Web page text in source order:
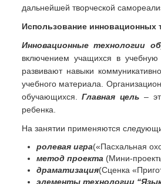
дальнейшей творческой
Использование инновационных
Инновационные технологии
включением учащихся в
развивают навыки
учебного материала.
обучающихся.Главная цель –
ребенка.
На занятии применяются
ролевая игра(«Пасхальная
метод проекта (Мини-
драматизация(Сценка
элементы технологии